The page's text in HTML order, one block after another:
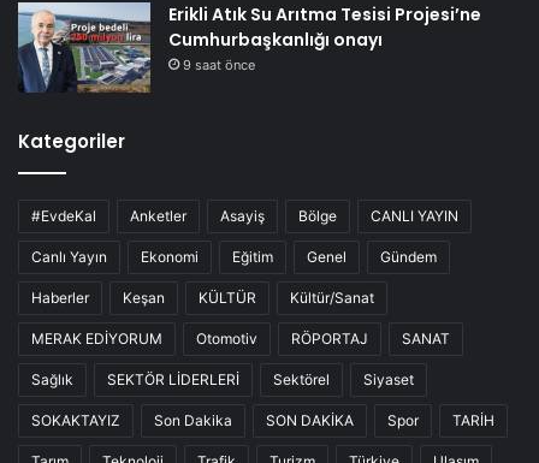
Erikli Atık Su Arıtma Tesisi Projesi’ne
Cumhurbaşkanlığı onayı
9 saat önce
Kategoriler
#EvdeKal Anketler Asayiş Bölge CANLI YAYIN
Canlı Yayın Ekonomi Eğitim Genel Gündem
Haberler Keşan KÜLTÜR Kültür/Sanat
MERAK EDİYORUM Otomotiv RÖPORTAJ SANAT
Sağlık SEKTÖR LİDERLERİ Sektörel Siyaset
SOKAKTAYIZ Son Dakika SON DAKİKA Spor TARİH